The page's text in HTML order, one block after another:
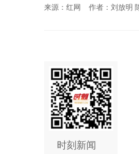
来源：红网 作者：刘放明
时刻新闻